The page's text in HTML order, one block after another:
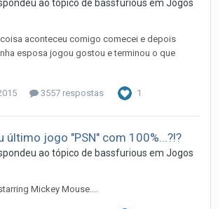
ao tópico de bassfurious em Jogos
aconteceu comigo comecei e depois
esposa jogou gostou e terminou o que
3557 respostas 1
último jogo "PSN" com 100%...?!?
ao tópico de bassfurious em Jogos
Mickey Mouse....